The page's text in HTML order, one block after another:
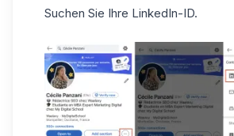
Suchen Sie Ihre LinkedIn-ID.